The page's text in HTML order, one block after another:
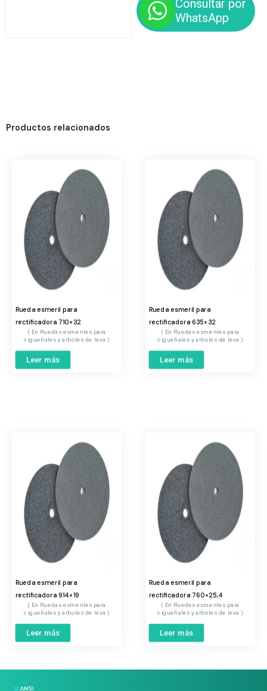
Consultar por
WhatsApp
Productos relacionados
Rueda esmeril para
rectificadora 710×32
Ruedas esmeriles para
cigueñales y arboles de leva
Leer más
Rueda esmeril para
rectificadora 635×32
Ruedas esmeriles para
cigueñales y arboles de leva
Leer más
Rueda esmeril para
rectificadora 914×19
Ruedas esmeriles para
cigueñales y arboles de leva
Leer más
Rueda esmeril para
rectificadora 760×25,4
Ruedas esmeriles para
cigueñales y arboles de leva
Leer más